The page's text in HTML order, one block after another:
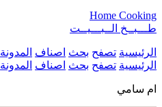
Home Cooking
طـــبــخ الــبـــيــت
الرئيسية تصفح بحث اصناف المدونة
الرئيسية تصفح بحث اصناف المدونة
ام سامي